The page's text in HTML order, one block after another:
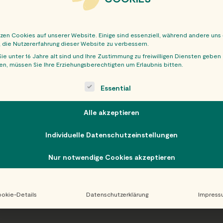
Cookies auf unserer Website. Einige sind essenziell, während andere uns
Nutzererfahrung dieser Website zu verbessern.
unter 16 Jahre alt sind und Ihre Zustimmung zu freiwilligen Diensten geben
müssen Sie Ihre Erziehungsberechtigten um Erlaubnis bitten.
is a list of service groups for which consent can be
Essential
Alle akzeptieren
Individuelle Datenschutzeinstellungen
Nur notwendige Cookies akzeptieren
Details Datenschutzerklärung